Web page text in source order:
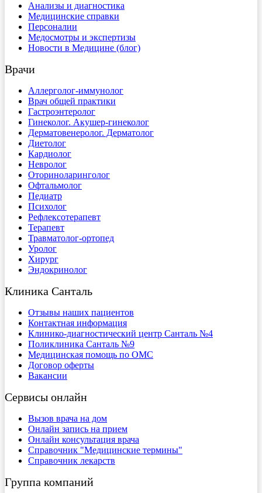
Анализы и диагностика
Медицинские справки
Персоналии
Медосмотры и экспертизы
Новости в Медицине (блог)
Врачи
Аллерголог-иммунолог
Врач общей практики
Гастроэнтеролог
Гинеколог. Акушер-гинеколог
Дерматовенеролог. Дерматолог
Диетолог
Кардиолог
Невролог
Оториноларинголог
Офтальмолог
Педиатр
Психолог
Рефлексотерапевт
Терапевт
Травматолог-ортопед
Уролог
Хирург
Эндокринолог
Клиника Санталь
Отзывы наших пациентов
Контактная информация
Клинико-диагностический центр Санталь №4
Поликлиника Санталь №9
Медицинская помощь по ОМС
Договор оферты
Вакансии
Сервисы онлайн
Вызов врача на дом
Онлайн запись на прием
Онлайн консультация врача
Справочник "Медицинские термины"
Справочник лекарств
Группа компаний